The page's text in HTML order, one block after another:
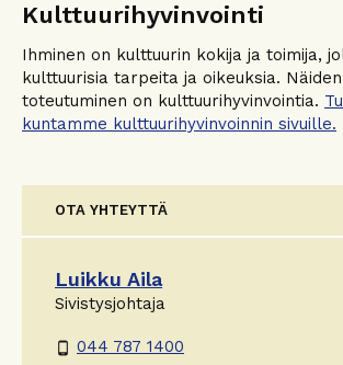
Kulttuurihyvinvointi
Ihminen on kulttuurin kokija ja toimija,
kulttuurisia tarpeita ja oikeuksia.
toteutuminen on kulttuurihyvinvointia.
kuntamme kulttuurihyvinvoinnin sivuille.
OTA YHTEYTTÄ
Luikku Aila
Sivistysjohtaja
phone_android 044 787 1400